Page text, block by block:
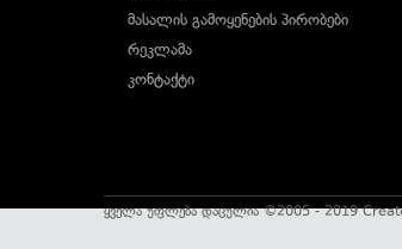
მასალის გამოყენების პირობები
რეკლამა
კონტაქტი
ყველა უფლება დაცულია ©2005 - 2019